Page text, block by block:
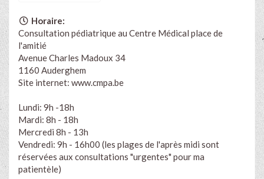
Horaire:
Consultation pédiatrique au Centre Médical place de
l'amitié
Avenue Charles Madoux 34
1160 Auderghem
Site internet: www.cmpa.be
Lundi: 9h -18h
Mardi: 8h - 18h
Mercredi 8h - 13h
Vendredi: 9h - 16h00 (les plages de l'après midi sont
réservées aux consultations "urgentes" pour ma
patientèle)